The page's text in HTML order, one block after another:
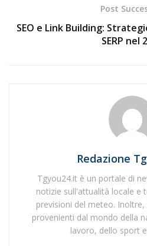
Post
SEO e Link Building:
SERP nel
Redazione
Tgyou24.it è un portale di
notizie sull'attualità locale e
previsioni del meteo.
provenienti dal mondo della
lavoro, dello sport